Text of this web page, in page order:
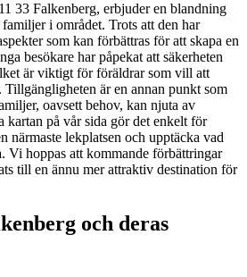
33 Falkenberg, erbjuder en blandning
i området. Trots att den har
som kan förbättras för att skapa en
besökare har påpekat att säkerheten
är viktigt för föräldrar som vill att
Tillgängligheten är en annan punkt som
oavsett behov, kan njuta av
kartan på vår sida gör det enkelt för
närmaste lekplatsen och upptäcka vad
Vi hoppas att kommande förbättringar
till en ännu mer attraktiv destination för
och deras